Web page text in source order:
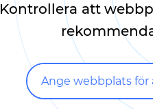
Kontrollera att